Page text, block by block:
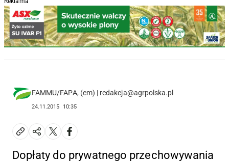
FAMMU/FAPA, (em) | redakcja@agrpolska.pl
24.11.2015 10:35
Dopłaty do prywatnego przechowywania